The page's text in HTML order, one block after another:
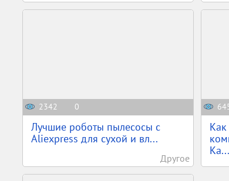
2342 0
Лучшие роботы пылесосы с
Aliexpress для сухой и вл...
Другое
Ка...